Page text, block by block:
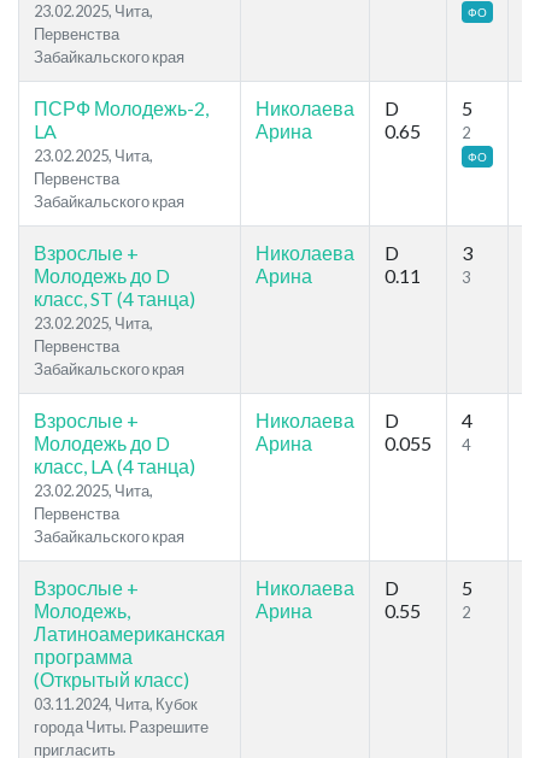
23.02.2025, Чита,
Первенства
Забайкальского края
ФО
ПСРФ Молодежь-2,
LA
23.02.2025, Чита,
Первенства
Забайкальского края
Николаева
Арина
D
0.65
5
2
ФО
Взрослые +
Молодежь до D
класс, ST (4 танца)
23.02.2025, Чита,
Первенства
Забайкальского края
Николаева
Арина
D
0.11
3
3
Взрослые +
Молодежь до D
класс, LA (4 танца)
23.02.2025, Чита,
Первенства
Забайкальского края
Николаева
Арина
D
0.055
4
4
Взрослые +
Молодежь,
Латиноамериканская
программа
(Открытый класс)
03.11.2024, Чита, Кубок
города Читы. Разрешите
пригласить
Николаева
Арина
D
0.55
5
2